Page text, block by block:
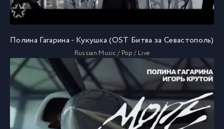
Полина Гагарина - Кукушка (OST Битва за Севастополь)
Russian Music / Pop / Live